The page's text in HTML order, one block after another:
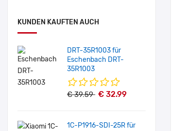
KUNDEN KAUFTEN AUCH
DRT-35R1003 für
Eschenbach DRT-
35R1003
€ 39.59 € 32.99
1C-P1916-SDI-25R für